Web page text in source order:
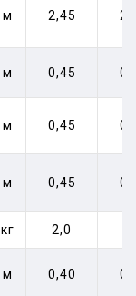
м 2,45
м 0,45
м 0,45
м 0,45
кг 2,0
м 0,40